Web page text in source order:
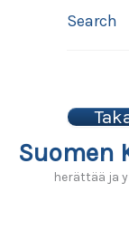
Search
herättää ja